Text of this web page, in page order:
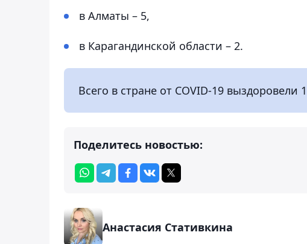
в Алматы – 5,
в Карагандинской области – 2.
Всего в стране от COVID-19 выздоровели
Поделитесь новостью:
Анастасия Стативкина